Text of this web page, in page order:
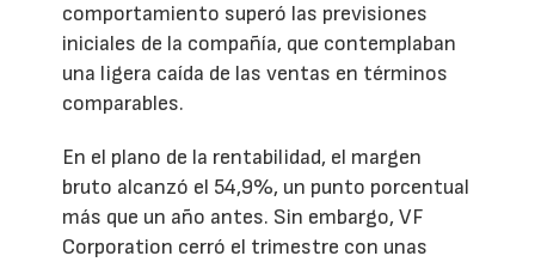
comportamiento superó las previsiones
iniciales de la compañía, que contemplaban
una ligera caída de las ventas en términos
comparables.
En el plano de la rentabilidad, el margen
bruto alcanzó el 54,9%, un punto porcentual
más que un año antes. Sin embargo, VF
Corporation cerró el trimestre con unas